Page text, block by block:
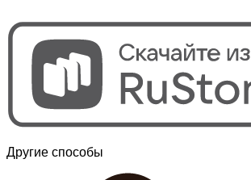
Другие способы